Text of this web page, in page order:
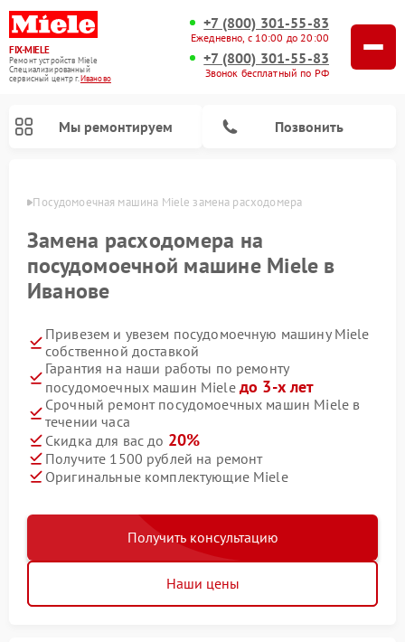
FIX-MIELE
Ремонт устройств Miele
Специализированный
cервисный центр г.Иваново
+7 (800) 301-55-83
Ежедневно, с 10:00 до 20:00
+7 (800) 301-55-83
Звонок бесплатный по РФ
Мы ремонтируем Позвонить
Посудомоечная машина Miele замена расходомера
Замена расходомера на
посудомоечной машине Miele в
Иванове
Привезем и увезем посудомоечную машину Miele
собственной доставкой
Гарантия на наши работы по ремонту
посудомоечных машин Miele до 3-х лет
Срочный ремонт посудомоечных машин Miele в
течении часа
Скидка для вас до 20%
Получите 1500 рублей на ремонт
Оригинальные комплектующие Miele
Получить консультацию
Наши цены